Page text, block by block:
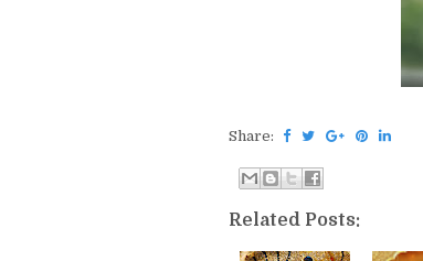
Share:
Related Posts: